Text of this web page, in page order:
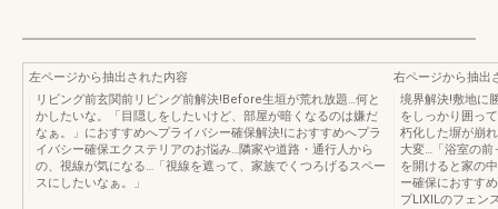
左ページから抽出された内容
リビング前玄関前リビング前解決!Before生垣が荒れ放題…何と
かしたいな。「目隠しをしたいけど、部屋が暗くなるのは嫌だ
なぁ。」におすすめへプライバシー確保解決!におすすめへプラ
イバシー確保エクステリアのお悩み…隣家や道路・通行人から
の、視線が気になる…「視線を遮って、家族でくつろげるスペー
スにしたいなぁ。」
右ページから抽出
境界解決!敷地に
をしっかり囲っ
朽化した塀が崩
大変…「浴室の前
を開けると家の
ー確保におすす
プLIXILのフェン